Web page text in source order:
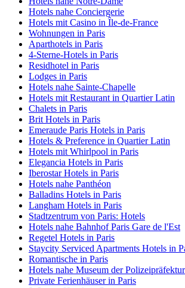
Hotels nahe Conciergerie
Hotels mit Casino in Île-de-France
Wohnungen in Paris
Aparthotels in Paris
4-Sterne-Hotels in Paris
Residhotel in Paris
Lodges in Paris
Hotels nahe Sainte-Chapelle
Hotels mit Restaurant in Quartier Latin
Chalets in Paris
Brit Hotels in Paris
Emeraude Paris Hotels in Paris
Hotels & Preference in Quartier Latin
Hotels mit Whirlpool in Paris
Elegancia Hotels in Paris
Iberostar Hotels in Paris
Hotels nahe Panthéon
Balladins Hotels in Paris
Langham Hotels in Paris
Stadtzentrum von Paris: Hotels
Hotels nahe Bahnhof Paris Gare de l'Est
Regetel Hotels in Paris
Staycity Serviced Apartments Hotels in
Romantische in Paris
Hotels nahe Museum der Polizeipräfektur
Private Ferienhäuser in Paris